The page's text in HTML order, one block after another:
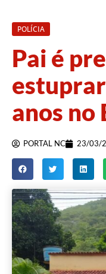
POLÍCIA
Pai é
anos no
PORTAL NC 23/03/